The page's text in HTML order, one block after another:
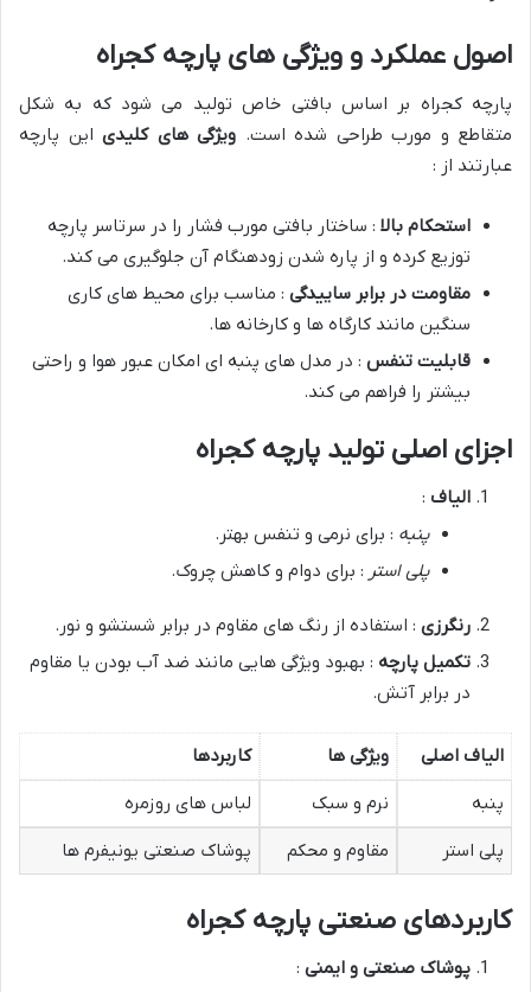
اصول عملکرد و ویژگی های پارچه کجراه
پارچه کجراه بر اساس بافتی خاص تولید می شود که به شکل
متقاطع و مورب طراحی شده است. ویژگی های کلیدی این پارچه
عبارتند از :
استحکام بالا : ساختار بافتی مورب فشار را در سرتاسر پارچه
توزیع کرده و از پاره شدن زودهنگام آن جلوگیری می کند.
مقاومت در برابر ساییدگی : مناسب برای محیط های کاری
سنگین مانند کارگاه ها و کارخانه ها.
قابلیت تنفس : در مدل های پنبه ای امکان عبور هوا و راحتی
بیشتر را فراهم می کند.
اجزای اصلی تولید پارچه کجراه
الیاف :
پنبه : برای نرمی و تنفس بهتر.
پلی استر : برای دوام و کاهش چروک.
رنگرزی : استفاده از رنگ های مقاوم در برابر شستشو و نور.
تکمیل پارچه : بهبود ویژگی هایی مانند ضد آب بودن یا مقاوم
در برابر آتش.
الیاف اصلی ویژگی ها
کاربردها
پنبه
نرم و سبک
لباس های روزمره
پلی استر
مقاوم و محکم پوشاک صنعتی یونیفرم ها
کاربردهای صنعتی پارچه کجراه
پوشاک صنعتی و ایمنی :